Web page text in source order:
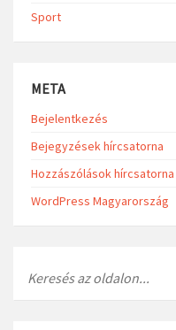
Sport
META
Bejelentkezés
Bejegyzések hírcsatorna
Hozzászólások hírcsatorna
WordPress Magyarország